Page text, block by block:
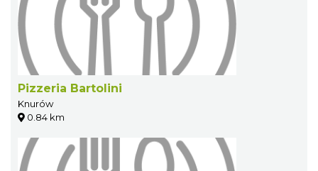
Pizzeria Bartolini
Knurów
0.84 km